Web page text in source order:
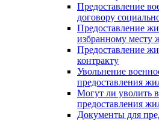
Предоставление
договору
Предоставление
избранному месту
Предоставление
контракту
Увольнение
предоставления
Могут ли уволить
предоставления
Документы для